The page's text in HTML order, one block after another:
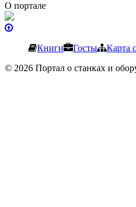
О портале
Книги Госты Карта
© 2026 Портал о станках и